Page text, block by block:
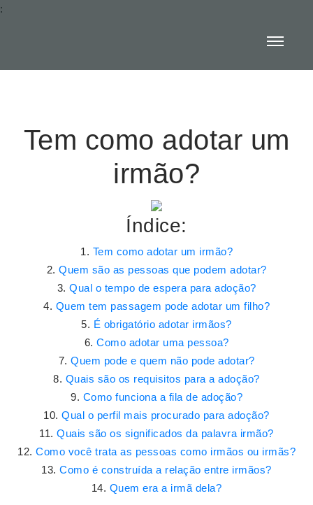
:
Tem como adotar um
irmão?
Índice:
Tem como adotar um irmão?
Quem são as pessoas que podem adotar?
Qual o tempo de espera para adoção?
Quem tem passagem pode adotar um filho?
É obrigatório adotar irmãos?
Como adotar uma pessoa?
Quem pode e quem não pode adotar?
Quais são os requisitos para a adoção?
Como funciona a fila de adoção?
Qual o perfil mais procurado para adoção?
Quais são os significados da palavra irmão?
Como você trata as pessoas como irmãos ou irmãs?
Como é construída a relação entre irmãos?
Quem era a irmã dela?